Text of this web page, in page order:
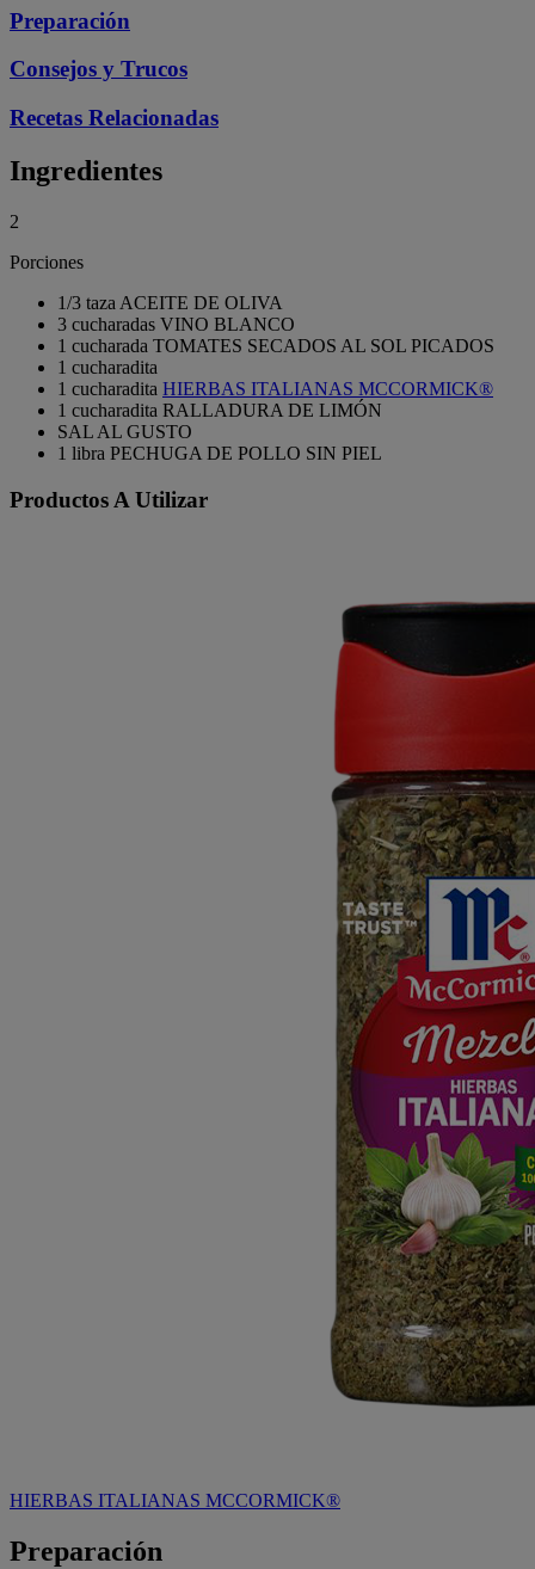
Preparación
Consejos y Trucos
Recetas Relacionadas
Ingredientes
2
Porciones
1/3 taza ACEITE DE OLIVA
3 cucharadas VINO BLANCO
1 cucharada TOMATES SECADOS AL SOL PICADOS
1 cucharadita
1 cucharadita HIERBAS ITALIANAS MCCORMICK®
1 cucharadita RALLADURA DE LIMÓN
SAL AL GUSTO
1 libra PECHUGA DE POLLO SIN PIEL
Productos A Utilizar
HIERBAS ITALIANAS MCCORMICK®
Preparación